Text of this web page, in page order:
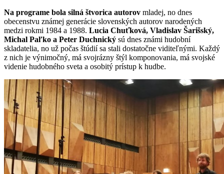
Na programe bola silná štvorica autorov mladej, no dnes
obecenstvu známej generácie slovenských autorov narodených
medzi rokmi 1984 a 1988. Lucia Chuťková, Vladislav Šarišský,
Michal Paľko a Peter Duchnický sú dnes známi hudobní
skladatelia, no už počas štúdií sa stali dostatočne viditeľnými. Každý
z nich je výnimočný, má svojrázny štýl komponovania, má svojské
videnie hudobného sveta a osobitý prístup k hudbe.